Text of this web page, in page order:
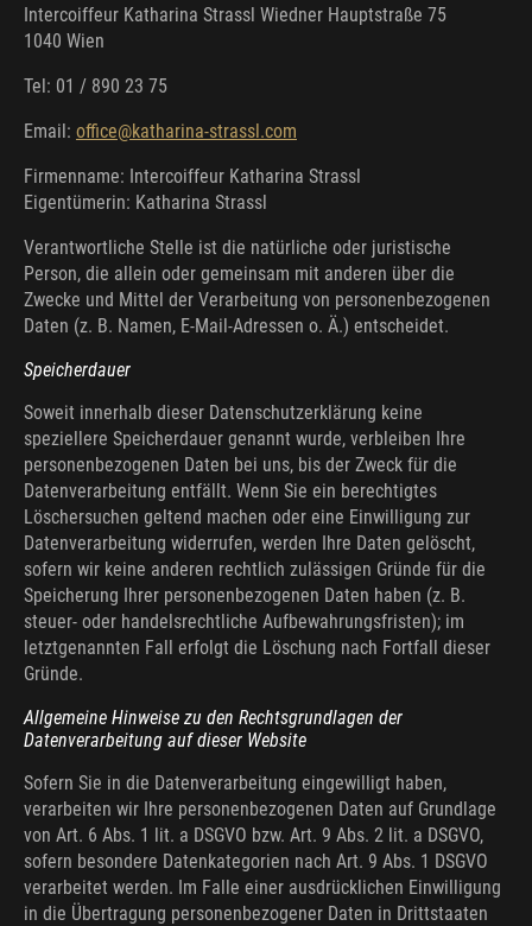
Intercoiffeur Katharina Strassl Wiedner Hauptstraße 75
1040 Wien
Tel: 01 / 890 23 75
Email: office@katharina-strassl.com
Firmenname: Intercoiffeur Katharina Strassl
Eigentümerin: Katharina Strassl
Verantwortliche Stelle ist die natürliche oder juristische
Person, die allein oder gemeinsam mit anderen über die
Zwecke und Mittel der Verarbeitung von personenbezogenen
Daten (z. B. Namen, E-Mail-Adressen o. Ä.) entscheidet.
Speicherdauer
Soweit innerhalb dieser Datenschutzerklärung keine
speziellere Speicherdauer genannt wurde, verbleiben Ihre
personenbezogenen Daten bei uns, bis der Zweck für die
Datenverarbeitung entfällt. Wenn Sie ein berechtigtes
Löschersuchen geltend machen oder eine Einwilligung zur
Datenverarbeitung widerrufen, werden Ihre Daten gelöscht,
sofern wir keine anderen rechtlich zulässigen Gründe für die
Speicherung Ihrer personenbezogenen Daten haben (z. B.
steuer- oder handelsrechtliche Aufbewahrungsfristen); im
letztgenannten Fall erfolgt die Löschung nach Fortfall dieser
Gründe.
Allgemeine Hinweise zu den Rechtsgrundlagen der
Datenverarbeitung auf dieser Website
Sofern Sie in die Datenverarbeitung eingewilligt haben,
verarbeiten wir Ihre personenbezogenen Daten auf Grundlage
von Art. 6 Abs. 1 lit. a DSGVO bzw. Art. 9 Abs. 2 lit. a DSGVO,
sofern besondere Datenkategorien nach Art. 9 Abs. 1 DSGVO
verarbeitet werden. Im Falle einer ausdrücklichen Einwilligung
in die Übertragung personenbezogener Daten in Drittstaaten